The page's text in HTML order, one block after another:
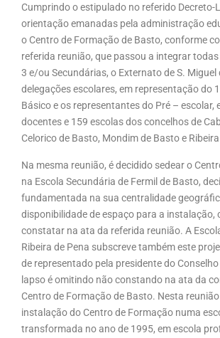
Cumprindo o estipulado no referido Decreto-
orientação emanadas pela administração
o Centro de Formação de Basto, conforme
referida reunião, que passou a integrar todas
3 e/ou Secundárias, o Externato de S. Miguel
delegações escolares, em representação do
Básico e os representantes do Pré – escolar,
docentes e 159 escolas dos concelhos de
Celorico de Basto, Mondim de Basto e
Na mesma reunião, é decidido sedear o
na Escola Secundária de Fermil de Basto,
fundamentada na sua centralidade
disponibilidade de espaço para a instalação,
constatar na ata da referida reunião. A
Ribeira de Pena subscreve também este
de representado pela presidente do
lapso é omitindo não constando na ata da
Centro de Formação de Basto. Nesta
instalação do Centro de Formação numa
transformada no ano de 1995, em escola